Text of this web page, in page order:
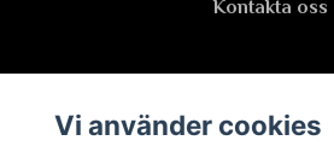
Kontakta oss
Vi använder cookies